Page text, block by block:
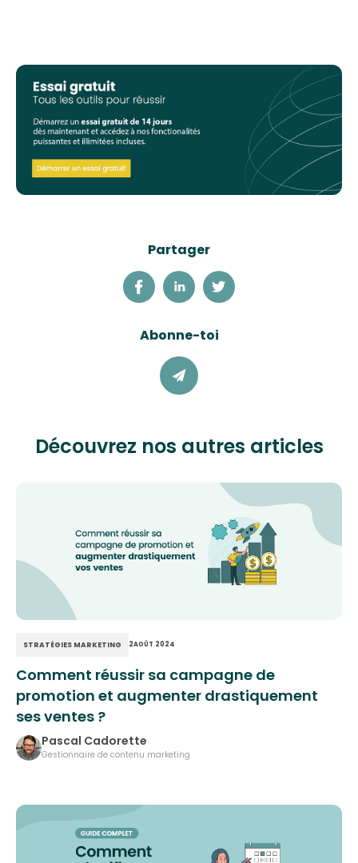
Partager
Abonne-toi
Découvrez nos autres articles
STRATÉGIES MARKETING 2AOÛT 2024
Comment réussir sa campagne de
promotion et augmenter drastiquement
ses ventes ?
Pascal Cadorette
Gestionnaire de contenu marketing